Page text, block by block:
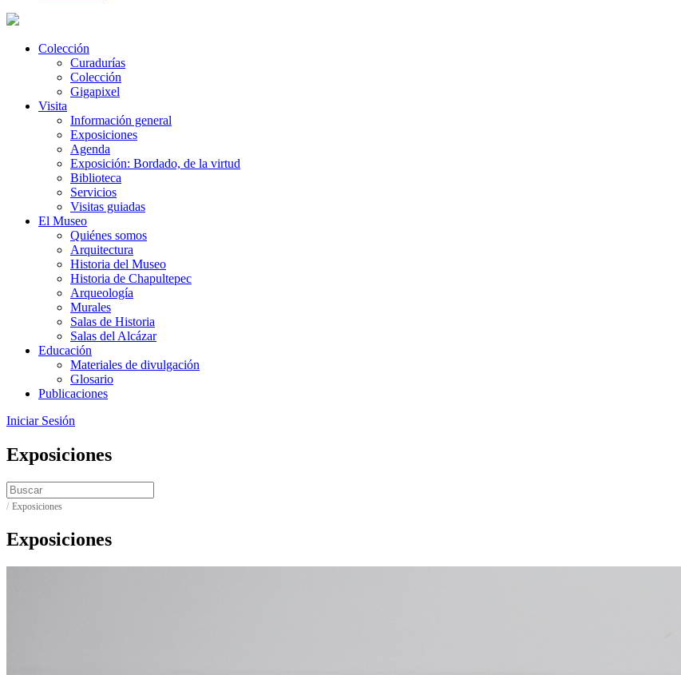
Colección
Curadurías
Colección
Gigapixel
Visita
Información general
Exposiciones
Agenda
Exposición: Bordado, de la virtud
Biblioteca
Servicios
Visitas guiadas
El Museo
Quiénes somos
Arquitectura
Historia del Museo
Historia de Chapultepec
Arqueología
Murales
Salas de Historia
Salas del Alcázar
Educación
Materiales de divulgación
Glosario
Publicaciones
Iniciar Sesión
Exposiciones
/ Exposiciones
Exposiciones